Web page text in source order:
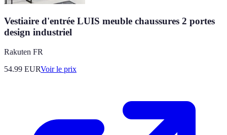
Vestiaire d'entrée LUIS meuble chaussures 2 portes
design industriel
Rakuten FR
54.99 EURVoir le prix